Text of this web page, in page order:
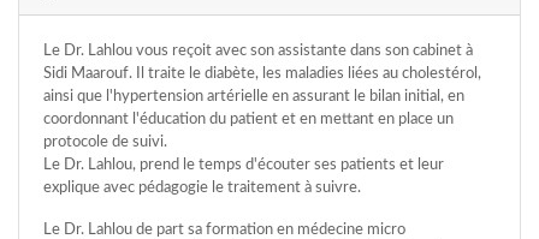
Le Dr. Lahlou vous reçoit avec son assistante dans son cabinet à
Sidi Maarouf. Il traite le diabète, les maladies liées au cholestérol,
ainsi que l'hypertension artérielle en assurant le bilan initial, en
coordonnant l'éducation du patient et en mettant en place un
protocole de suivi.
Le Dr. Lahlou, prend le temps d'écouter ses patients et leur
explique avec pédagogie le traitement à suivre.
Le Dr. Lahlou de part sa formation en médecine micro